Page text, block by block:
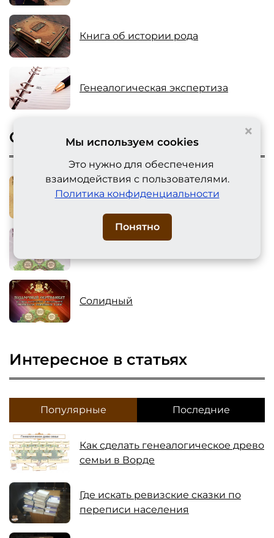
Книга об истории рода
Генеалогическая экспертиза
Сертификаты
Классический
Солидный
Интересное в статьях
Популярные Последние
Как сделать генеалогическое древо
семьи в Ворде
Где искать ревизские сказки по
переписи населения
×
Мы используем cookies
Это нужно для обеспечения
взаимодействия с пользователями.
Политика конфиденциальности
Понятно